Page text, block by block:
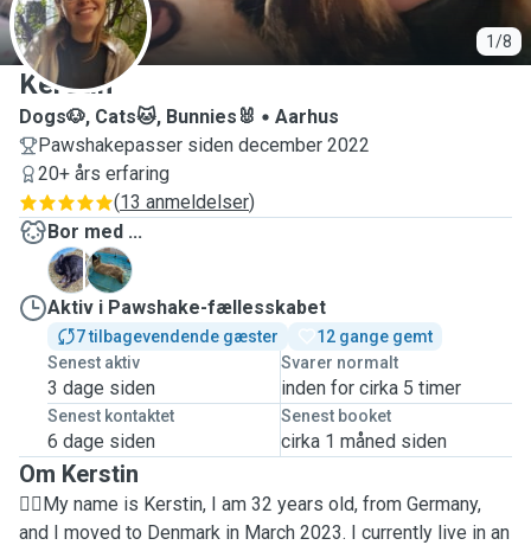
1/8
K
Kerstin
Dogs🐶, Cats🐱, Bunnies🐰
Aarhus
Pawshakepasser siden december 2022
20+ års erfaring
(13 anmeldelser)
Bor med ...
A
L
Aktiv i Pawshake-fællesskabet
7 tilbagevendende gæster
12 gange gemt
Senest aktiv
3 dage siden
Svarer normalt
inden for cirka 5 timer
Senest kontaktet
6 dage siden
Senest booket
cirka 1 måned siden
Om Kerstin
👱‍♀️My name is Kerstin, I am 32 years old, from Germany,
and I moved to Denmark in March 2023. I currently live in an